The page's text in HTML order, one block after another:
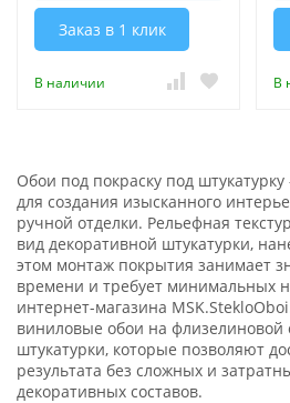
Заказ в 1 клик
В наличии В
Обои под покраску под
для создания изысканного
ручной отделки. Рельефная
вид декоративной штукатурки,
этом монтаж покрытия занимает
времени и требует минимальных
интернет-магазина
виниловые обои на флизелиновой
штукатурки, которые позволяют
результата без сложных и
декоративных составов.